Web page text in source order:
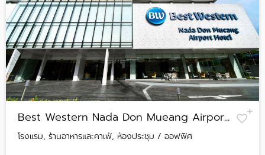
Best Western Nada Don Mueang Airpor...
โรงแรม, ร้านอาหารและคาเฟ่, ห้องประชุม / ออฟฟิศ